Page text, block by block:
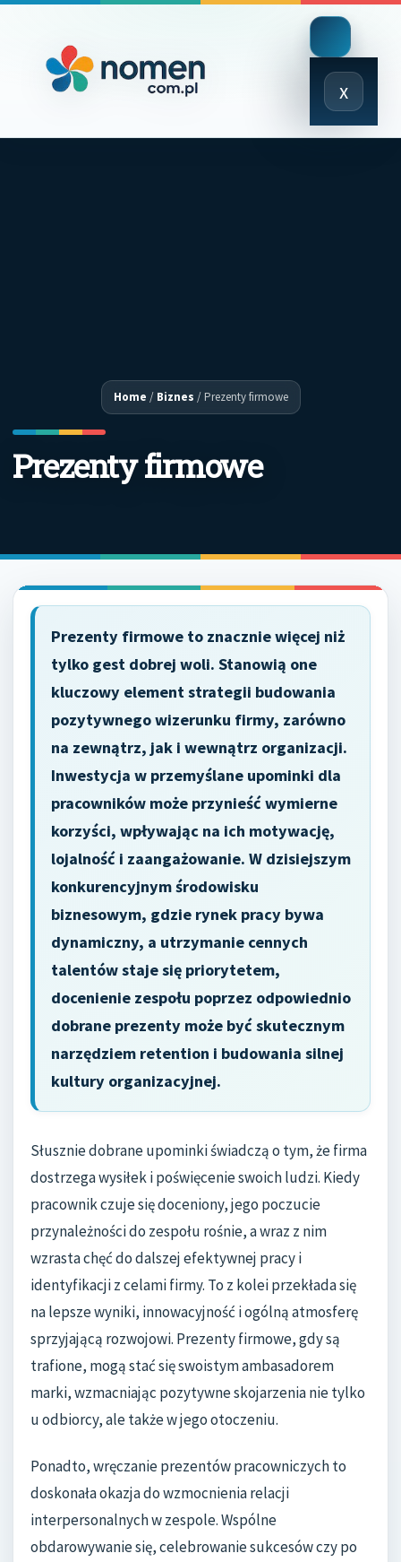
x
Close
Menu
Home / Biznes /Prezenty firmowe
Prezenty firmowe
Prezenty firmowe to znacznie więcej niż
tylko gest dobrej woli. Stanowią one
kluczowy element strategii budowania
pozytywnego wizerunku firmy, zarówno
na zewnątrz, jak i wewnątrz organizacji.
Inwestycja w przemyślane upominki dla
pracowników może przynieść wymierne
korzyści, wpływając na ich motywację,
lojalność i zaangażowanie. W dzisiejszym
konkurencyjnym środowisku
biznesowym, gdzie rynek pracy bywa
dynamiczny, a utrzymanie cennych
talentów staje się priorytetem,
docenienie zespołu poprzez odpowiednio
dobrane prezenty może być skutecznym
narzędziem retention i budowania silnej
kultury organizacyjnej.
Słusznie dobrane upominki świadczą o tym, że firma
dostrzega wysiłek i poświęcenie swoich ludzi. Kiedy
pracownik czuje się doceniony, jego poczucie
przynależności do zespołu rośnie, a wraz z nim
wzrasta chęć do dalszej efektywnej pracy i
identyfikacji z celami firmy. To z kolei przekłada się
na lepsze wyniki, innowacyjność i ogólną atmosferę
sprzyjającą rozwojowi. Prezenty firmowe, gdy są
trafione, mogą stać się swoistym ambasadorem
marki, wzmacniając pozytywne skojarzenia nie tylko
u odbiorcy, ale także w jego otoczeniu.
Ponadto, wręczanie prezentów pracowniczych to
doskonała okazja do wzmocnienia relacji
interpersonalnych w zespole. Wspólne
obdarowywanie się, celebrowanie sukcesów czy po